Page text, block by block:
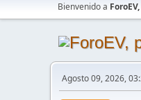
Bienvenido a
Agosto 09, 2026,